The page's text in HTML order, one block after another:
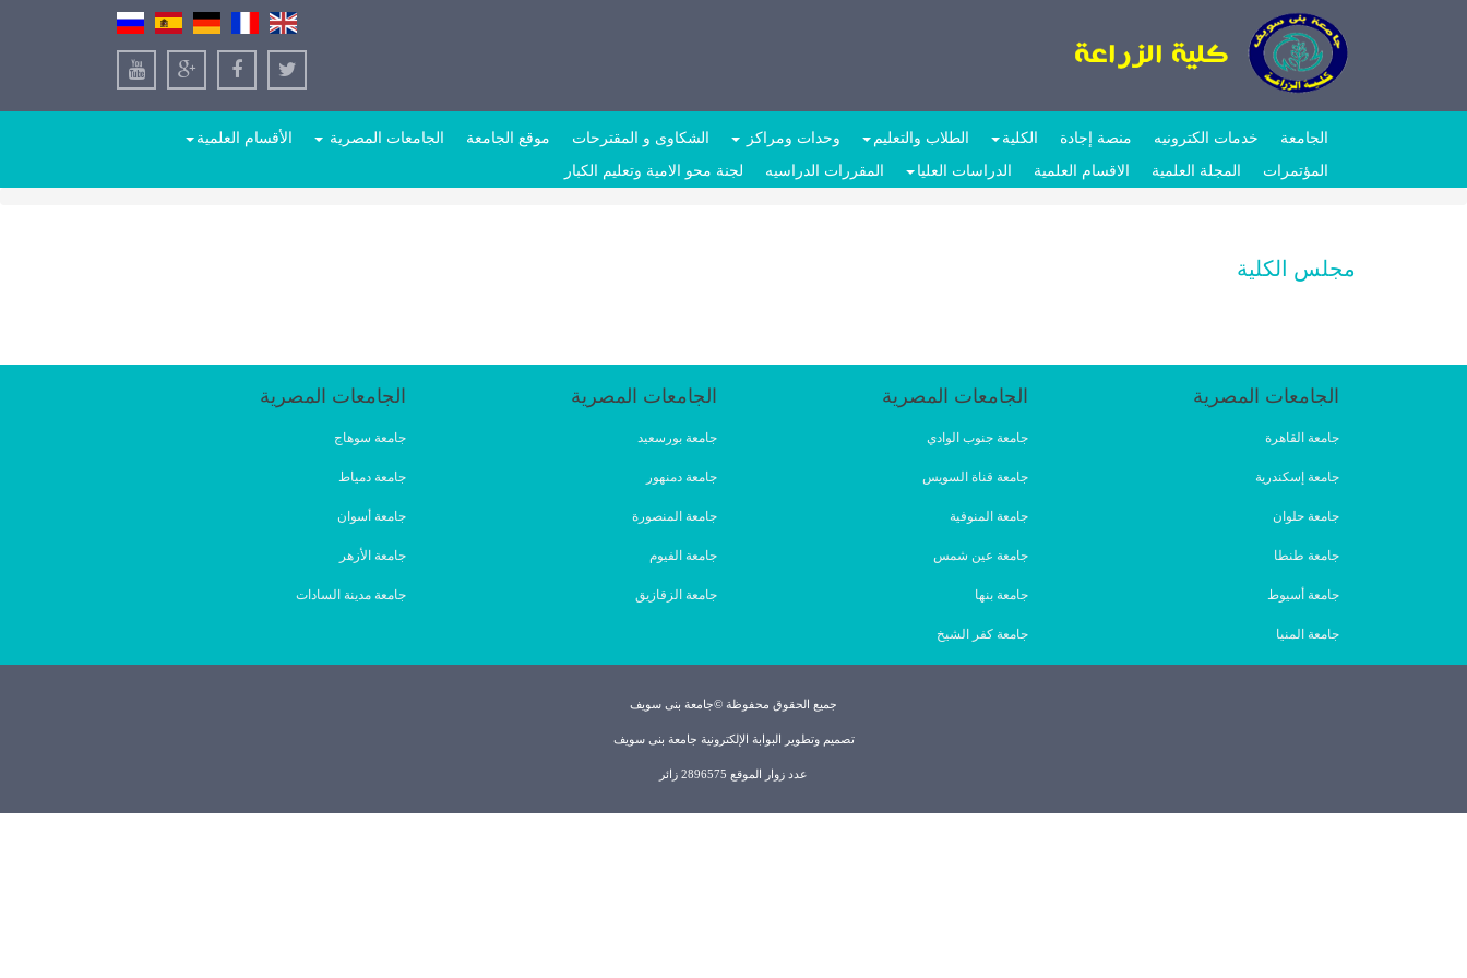
الجامعة خدمات الكترونيه منصة إجادة الكلية الطلاب والتعليم وحدات ومراكز الشكاوى و المقترحات موقع الجامعة الجامعات المصرية
الأقسام العلمية
المؤتمرات
المجلة العلمية الاقسام العلمية الدراسات العليا المقررات الدراسيه لجنة محو الامية وتعليم الكبار
مجلس الكلية
الجامعات المصرية
جامعة القاهرة
جامعة إسكندرية
جامعة حلوان
جامعة طنطا
جامعة أسيوط
جامعة المنيا
الجامعات المصرية
جامعة جنوب الوادي
جامعة قناة السويس
جامعة المنوفية
جامعة عين شمس
جامعة بنها
جامعة كفر الشيخ
الجامعات المصرية
جامعة بورسعيد
جامعة دمنهور
جامعة المنصورة
جامعة الفيوم
جامعة الزقازيق
الجامعات المصرية
جامعة سوهاج
جامعة دمياط
جامعة أسوان
جامعة الأزهر
جامعة مدينة السادات
جميع الحقوق محفوظة ©جامعة بنى سويف
تصميم وتطوير البوابة الإلكترونية جامعة بنى سويف
عدد زوار الموقع 2896575 زائر